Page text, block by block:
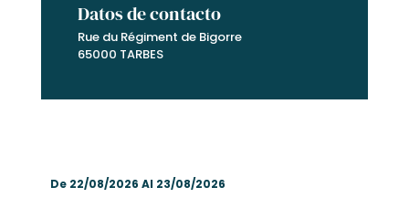
Datos de contacto
Rue du Régiment de Bigorre
65000 TARBES
De 22/08/2026 Al 23/08/2026